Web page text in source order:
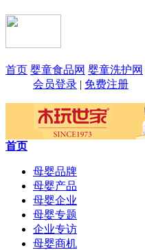
首页 婴童食品网 婴童洗护网
会员登录 | 免费注册
首页
母婴品牌
母婴产品
母婴企业
母婴专题
企业专访
母婴商机